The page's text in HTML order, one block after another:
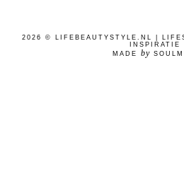
2026 ©
LIFEBEAUTYSTYLE.NL |
INSPIRATIE
MADE by